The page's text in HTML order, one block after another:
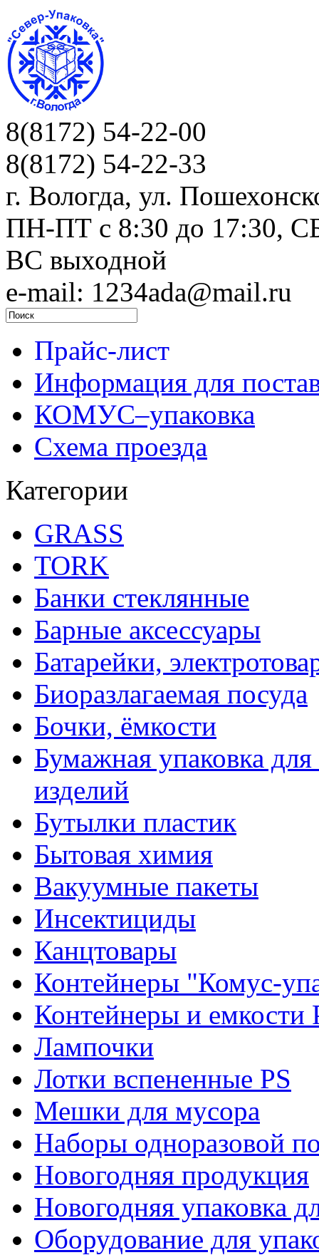
8(8172) 54-22-00
8(8172) 54-22-33
г. Вологда, ул.
ПН-ПТ c 8:30 до 17:30,
ВС выходной
e-mail: 1234ada@mail.ru
Прайс-лист
Информация для
КОМУС–упаковка
Схема проезда
Категории
GRASS
TORK
Банки стеклянные
Барные аксессуары
Батарейки,
Биоразлагаемая посуда
Бочки, ёмкости
Бумажная упаковка
изделий
Бутылки пластик
Бытовая химия
Вакуумные пакеты
Инсектициды
Канцтовары
Контейнеры "Комус-
Контейнеры и емкости
Лампочки
Лотки вспененные PS
Мешки для мусора
Наборы одноразовой
Новогодняя продукция
Новогодняя упаковка
Оборудование для